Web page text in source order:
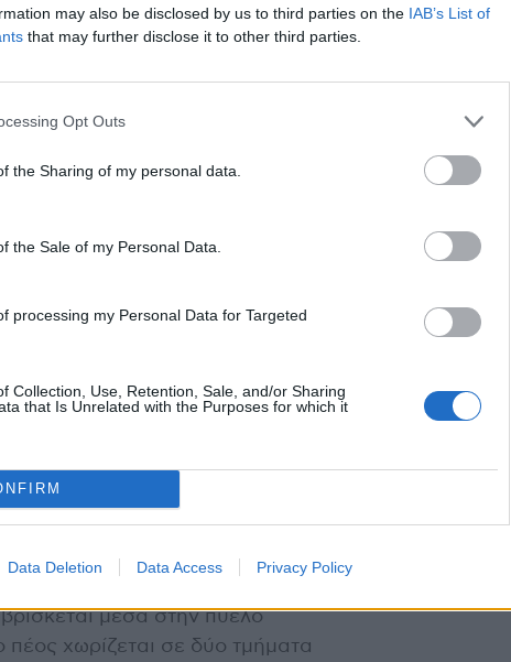
may also be disclosed by us to third parties on the IAB’s List of
that may further disclose it to other third parties.
Opt Outs
the Sharing of my personal data.
the Sale of my Personal Data.
processing my Personal Data for Targeted
Collection, Use, Retention, Sale, and/or Sharing
that Is Unrelated with the Purposes for which it
Data Deletion Data Access Privacy Policy
όλα λειτουργούν ομαλά.
425 εκατομμύρια χρόνια.
που ονομάσθηκε
κολυμβητής με μεγάλο
2003 και έγινε στη Βρετανία.
που δημοσιεύθηκε το
και των ανθρώπων, που έζησαν
οστό στο πέος τους.
για την ανάπτυξή του
πριν από σχεδόν 700.000 χρόνια,
Στάνφορντ.
διπλάσιο απ’ ό,τι φαίνεται σε
μέσα στην πύελο
πέος χωρίζεται σε δύο τμήματα